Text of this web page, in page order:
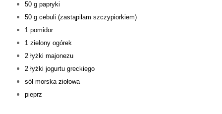
50 g papryki
50 g cebuli (zastąpiłam szczypiorkiem)
1 pomidor
1 zielony ogórek
2 łyżki majonezu
2 łyżki jogurtu greckiego
sól morska ziołowa
pieprz